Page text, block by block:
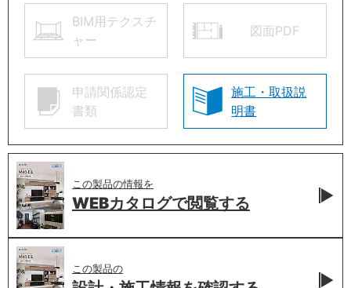
BIM用テクスチ
ャー
図面PDF
申請関係認定
書類
施工・取扱説
明書
この製品の情報を
WEBカタログで閲覧する
この製品の